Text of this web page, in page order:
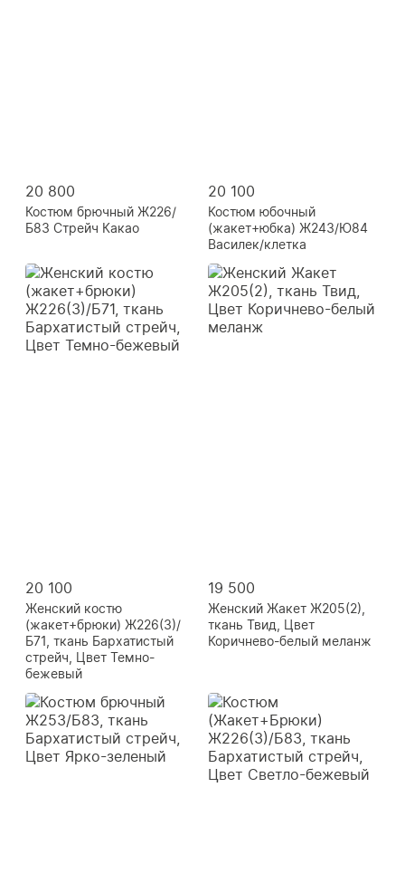
20 800
Костюм брючный Ж226/
Б83 Стрейч Какао
20 100
Костюм юбочный
(жакет+юбка) Ж243/Ю84
Василек/клетка
20 100
Женский костю
(жакет+брюки) Ж226(3)/
Б71, ткань Бархатистый
стрейч, Цвет Темно-
бежевый
19 500
Женский Жакет Ж205(2),
ткань Твид, Цвет
Коричнево-белый меланж